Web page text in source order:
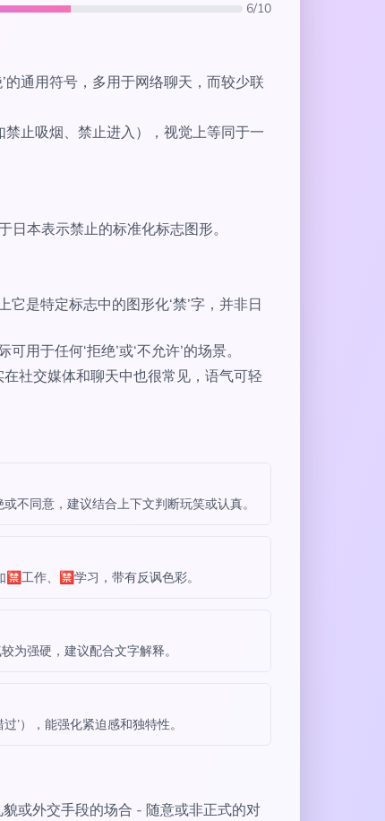
6/10
的通用符号，多用于网络聊天，而较少联
止吸烟、禁止进入），视觉上等同于一
本表示禁止的标准化标志图形。
它是特定标志中的图形化‘禁’字，并非日
用于任何‘拒绝’或‘不允许’的场景。
社交媒体和聊天中也很常见，语气可轻
不同意，建议结合上下文判断玩笑或认真。
🈲工作、🈲学习，带有反讽色彩。
为强硬，建议配合文字解释。
’），能强化紧迫感和独特性。
或外交手段的场合 - 随意或非正式的对